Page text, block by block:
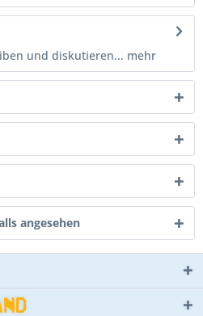
und diskutieren... mehr
angesehen